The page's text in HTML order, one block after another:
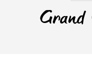
Grand